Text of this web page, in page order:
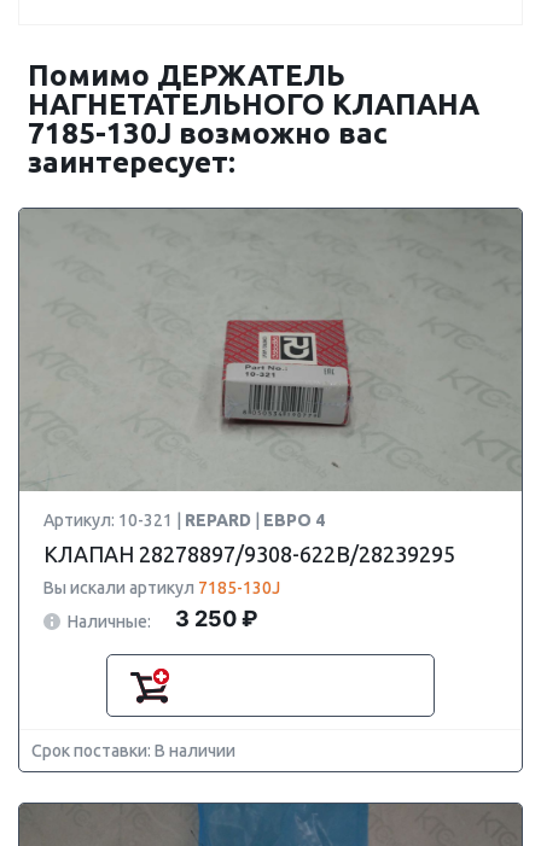
Помимо ДЕРЖАТЕЛЬ
НАГНЕТАТЕЛЬНОГО КЛАПАНА
7185-130J возможно вас
заинтересует:
Артикул: 10-321 | REPARD ЕВРО 4
КЛАПАН 28278897/9308-622B/28239295
Вы искали артикул 7185-130J
Наличные:
3 250 ₽
Срок поставки: В наличии